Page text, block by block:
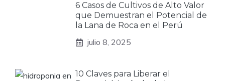
6 Casos de Cultivos de Alto Valor
que Demuestran el Potencial de
la Lana de Roca en el Perú
julio 8, 2025
10 Claves para Liberar el